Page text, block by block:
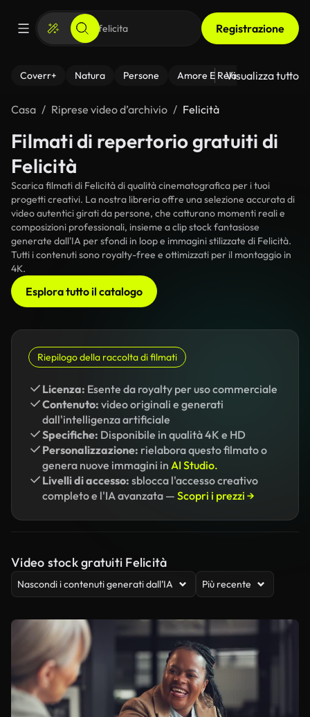
Registrazione
Coverr+ Natura Persone Amore E Relazioni Il
Visualizza tutto
Casa Riprese video d’archivio Felicità
Filmati di repertorio gratuiti di
Felicità
Scarica filmati di Felicità di qualità cinematografica per i tuoi
progetti creativi. La nostra libreria offre una selezione accurata di
video autentici girati da persone, che catturano momenti reali e
composizioni professionali, insieme a clip stock fantasiose
generate dall'IA per sfondi in loop e immagini stilizzate di Felicità.
Tutti i contenuti sono royalty-free e ottimizzati per il montaggio in
4K.
Esplora tutto il catalogo
Riepilogo della raccolta di filmati
Licenza: Esente da royalty per uso commerciale
Contenuto: video originali e generati
dall'intelligenza artificiale
Specifiche: Disponibile in qualità 4K e HD
Personalizzazione: rielabora questo filmato o
genera nuove immagini in AI Studio.
Livelli di accesso: sblocca l'accesso creativo
completo e l'IA avanzata — Scopri i prezzi →
Video stock gratuiti Felicità
Nascondi i contenuti generati dall’IA Più recente